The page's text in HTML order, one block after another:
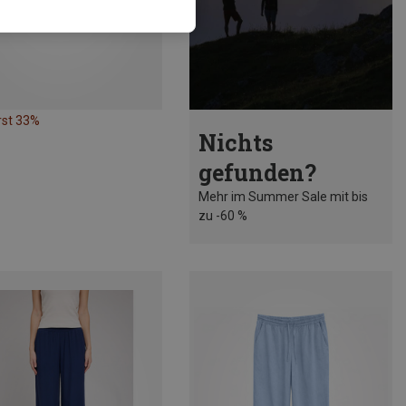
33%
Nichts
gefunden?
Mehr im Summer Sale mit bis
zu -60 %